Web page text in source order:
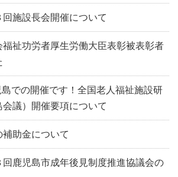
施設長会開催について
祉功労者厚生労働大臣表彰被表彰者
島での開催です！全国老人福祉施設研
議）開催要項について
助金について
鹿児島市成年後見制度推進協議会の